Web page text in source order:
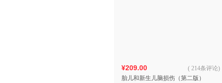
¥209.00
胎儿和新生儿脑损伤（第二版）
( 214条评论)